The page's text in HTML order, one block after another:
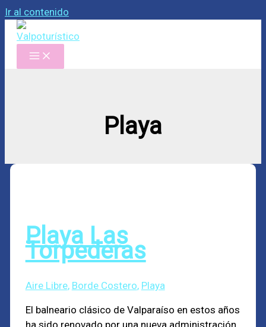
Ir al contenido
Playa
Playa Las
Torpederas
Aire Libre, Borde Costero, Playa
El balneario clásico de Valparaíso en estos años
ha sido renovado por una nueva administración